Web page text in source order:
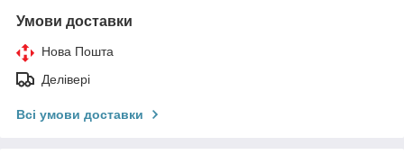
Умови доставки
Нова Пошта
Делівері
Всі умови доставки